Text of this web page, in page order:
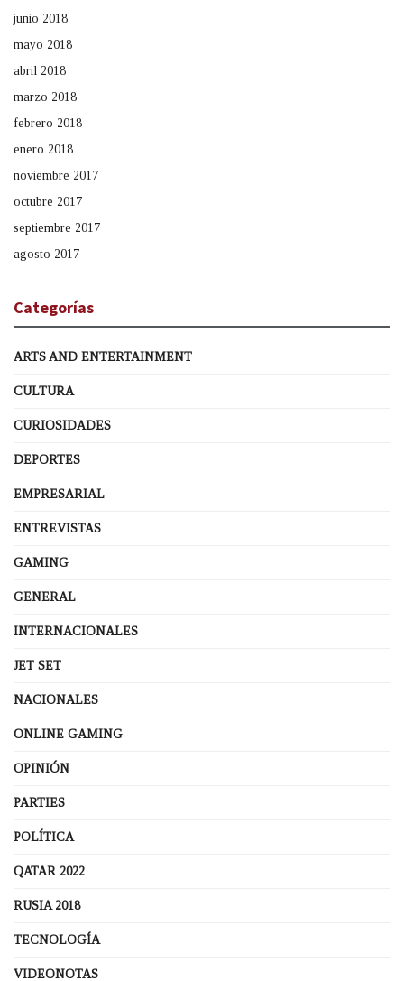
junio 2018
mayo 2018
abril 2018
marzo 2018
febrero 2018
enero 2018
noviembre 2017
octubre 2017
septiembre 2017
agosto 2017
Categorías
ARTS AND ENTERTAINMENT
CULTURA
CURIOSIDADES
DEPORTES
EMPRESARIAL
ENTREVISTAS
GAMING
GENERAL
INTERNACIONALES
JET SET
NACIONALES
ONLINE GAMING
OPINIÓN
PARTIES
POLÍTICA
QATAR 2022
RUSIA 2018
TECNOLOGÍA
VIDEONOTAS